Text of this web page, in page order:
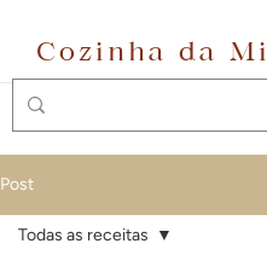
Cozinha da Mi
Post
Todas as receitas